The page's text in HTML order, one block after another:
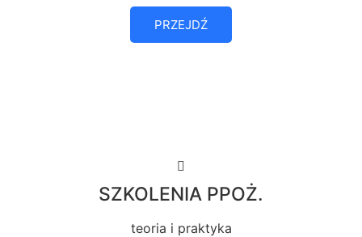
PRZEJDŹ
SZKOLENIA PPOŻ.
teoria i praktyka